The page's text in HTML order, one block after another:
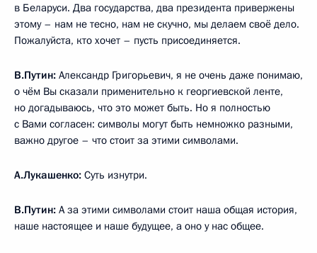
в Беларуси. Два государства, два президента привержены
этому – нам не тесно, нам не скучно, мы делаем своё дело.
Пожалуйста, кто хочет – пусть присоединяется.
В.Путин: Александр Григорьевич, я не очень даже понимаю,
о чём Вы сказали применительно к георгиевской ленте,
но догадываюсь, что это может быть. Но я полностью
с Вами согласен: символы могут быть немножко разными,
важно другое – что стоит за этими символами.
А.Лукашенко: Суть изнутри.
В.Путин: А за этими символами стоит наша общая история,
наше настоящее и наше будущее, а оно у нас общее.